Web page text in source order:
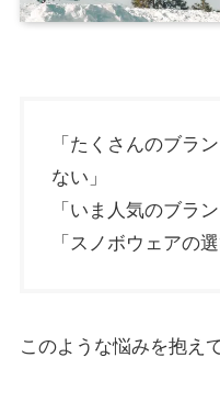
「たくさんのブラ
ない」
「いま人気のブラ
「スノボウェアの
このような悩みを抱え